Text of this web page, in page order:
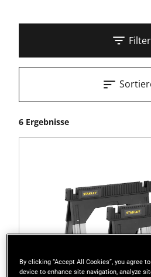
Filter
6 Ergebnisse
By clicking “Accept All Cookies”, you agree
device to enhance site navigation, analyze